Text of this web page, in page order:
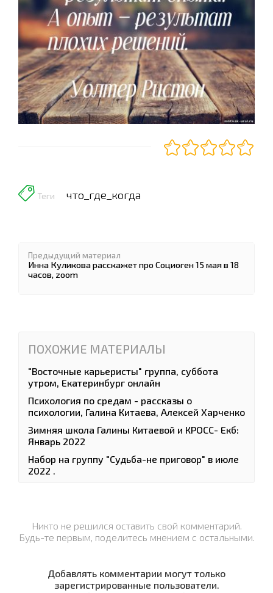
Теги что_где_когда
Предыдущий материал
Инна Куликова расскажет про Социоген 15 мая в 18
часов, zoom
ПОХОЖИЕ МАТЕРИАЛЫ
"Восточные карьеристы" группа, суббота
утром, Екатеринбург онлайн
Психология по средам - рассказы о
психологии, Галина Китаева, Алексей Харченко
Зимняя школа Галины Китаевой и КРОСС- Екб:
Январь 2022
Набор на группу "Судьба-не приговор" в июле
2022 .
Никто не решился оставить свой комментарий.
Будь-те первым, поделитесь мнением с остальными.
Добавлять комментарии могут только
зарегистрированные пользователи.